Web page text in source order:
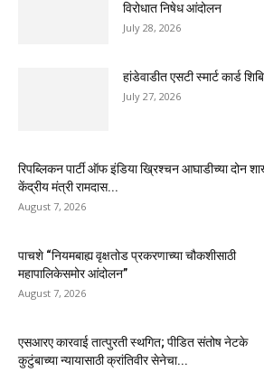
विरोधात निषेध आंदोलन
July 28, 2026
हांडेवाडीत एसटी स्मार्ट कार्ड
July 27, 2026
रिपब्लिकन पार्टी ऑफ इंडिया ख्रिश्चन आघाडीच्या दोन
केंद्रीय मंत्री रामदास...
August 7, 2026
पाचशे “नियमबाह्य वृक्षतोड प्रकरणाच्या चौकशीसाठी
महापालिकेसमोर आंदोलन”
August 7, 2026
एसआरए कारवाई तात्पुरती स्थगित; पीडित संतोष नेटके
कुटुंबाच्या न्यायासाठी क्रांतिवीर सेनेचा...